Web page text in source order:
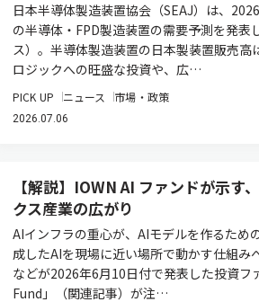
日本半導体製造装置協会（SEAJ）は、
の半導体・FPD製造装置の需要予測を発表
ス）。半導体製造装置の日本製装置販売高
ロジックへの旺盛な投資や、広…
PICK UP ニュース 市場・政策
2026.07.06
【解説】IOWN AI ファンドが示す
クス産業の広がり
AIインフラの重心が、AIモデルを作るため
成したAIを現場に近い場所で動かす仕組み
などが2026年6月10日付で発表した投資フ
Fund」（関連記事）が注…